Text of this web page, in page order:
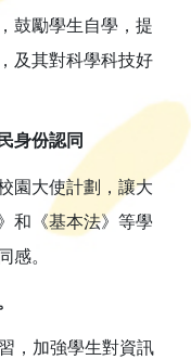
鼓勵學生自學，提
及其對科學科技好
身份認同
園大使計劃，讓大
和《基本法》等學
。
，加強學生對資訊